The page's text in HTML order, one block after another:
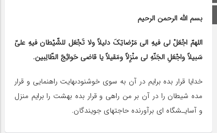
اینستاگرام
بسم الله الرحمن الرحیم
اللهمّ اجْعَلْ لی فیهِ الى مَرْضاتِکَ دلیلاً ولا تَجْعَل للشّیْطان فیهِ علیّ
سَبیلاً واجْعَلِ الجَنّهِ لی منْزِلاً ومَقیلاً یا قاضی حَوائِجَ الطّالِبین.
خدایا قرار بده برایم در آن به سوى خوشنودىهایت راهنمایى و قرار
مده شیطان را در آن بر من راهى و قرار بده بهشت را برایم منزل
و آسایـشگاه اى برآورنده حاجتهاى جویندگان.